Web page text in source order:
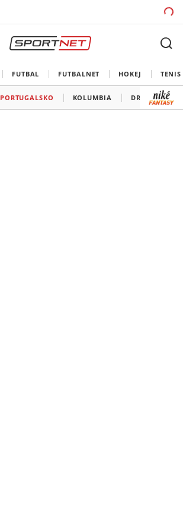
FUTBAL FUTBALNET HOKEJ TENIS
PORTUGALSKO KOLUMBIA DR KONGO